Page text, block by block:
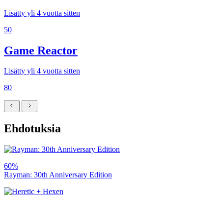
Lisätty yli 4 vuotta sitten
50
Game Reactor
Lisätty yli 4 vuotta sitten
80
Ehdotuksia
60%
Rayman: 30th Anniversary Edition